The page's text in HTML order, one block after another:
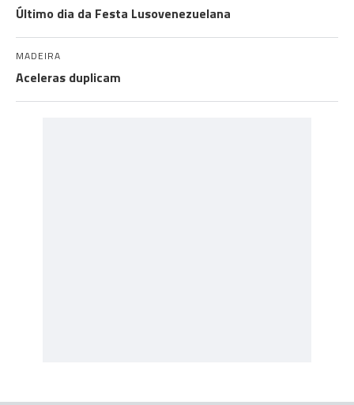
Último dia da Festa Lusovenezuelana
MADEIRA
Aceleras duplicam